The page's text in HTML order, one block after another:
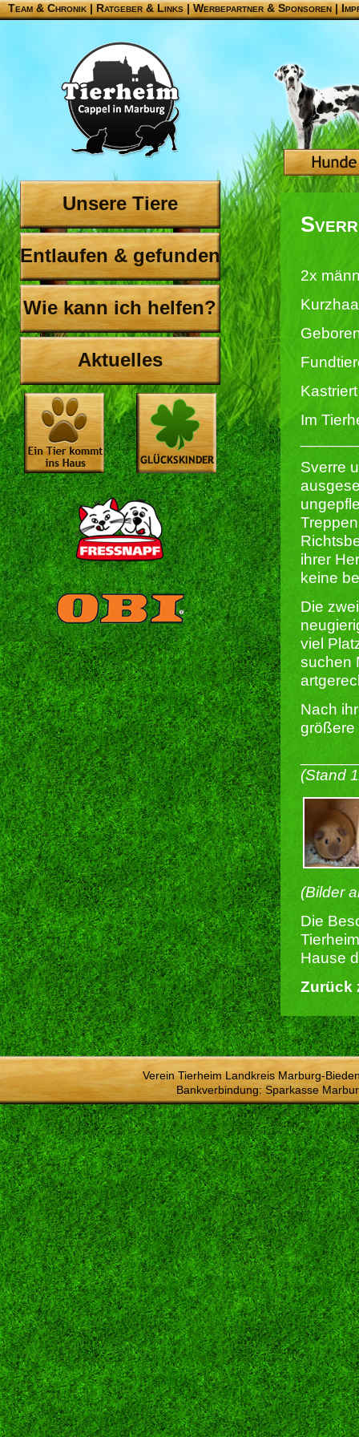
Team & Chronik |Ratgeber & Links|Werbepartner & Sponsoren|
Unsere Tiere
Entlaufen & gefunden
Wie kann ich helfen?
Aktuelles
2x
Im
Sverre
ihrer
keine
Die
viel
suchen
Nach
größere
(Stand
(Bilder
Die
Hause
Zurück
Verein Tierheim Landkreis Marburg-
Bankverbindung: Sparkasse